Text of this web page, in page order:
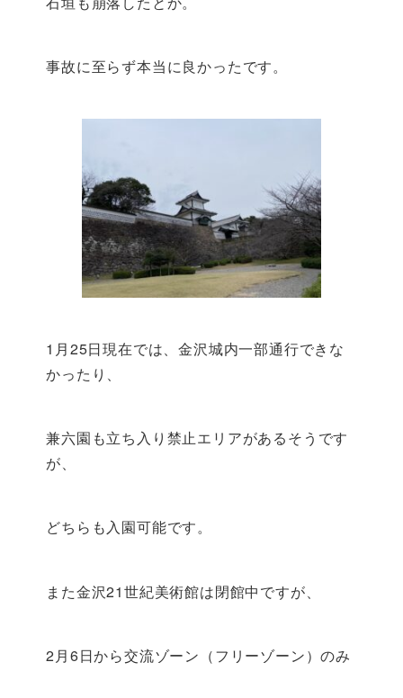
事故に至らず本当に良かったです。
1月25日現在では、金沢城内一部通行できな
かったり、
兼六園も立ち入り禁止エリアがあるそうです
が、
どちらも入園可能です。
また金沢21世紀美術館は閉館中ですが、
2月6日から交流ゾーン（フリーゾーン）のみ